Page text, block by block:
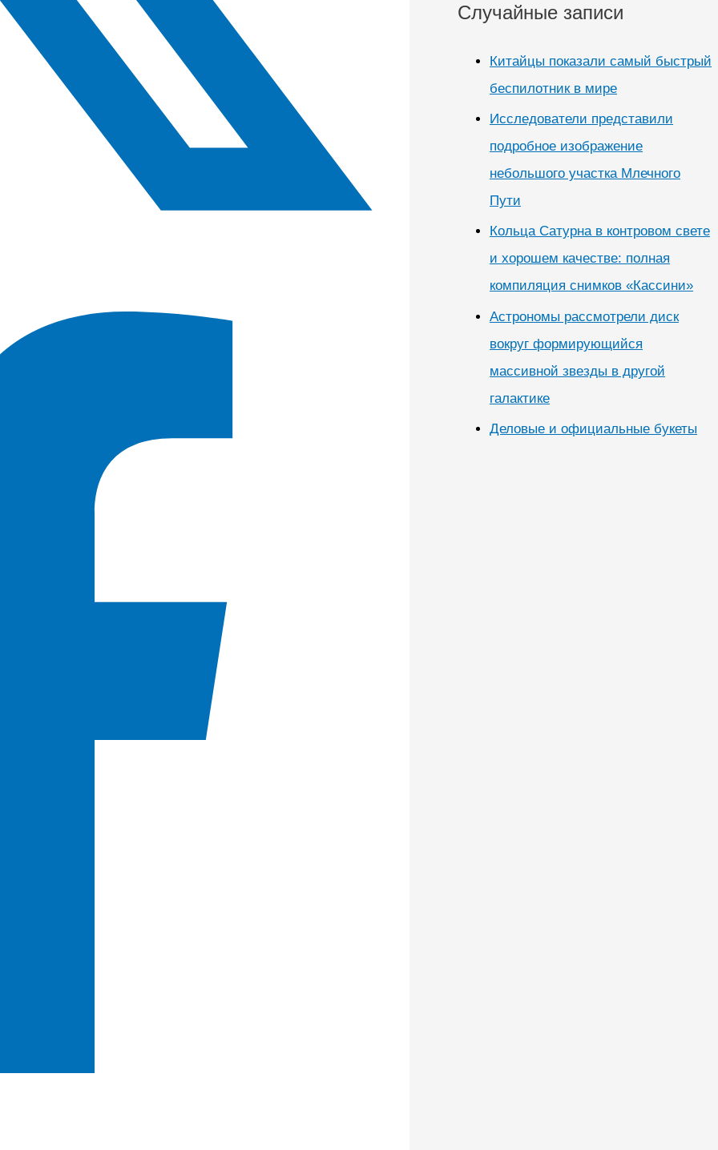
Случайные записи
Китайцы показали самый быстрый
беспилотник в мире
Исследователи представили
подробное изображение
небольшого участка Млечного
Пути
Кольца Сатурна в контровом свете
и хорошем качестве: полная
компиляция снимков «Кассини»
Астрономы рассмотрели диск
вокруг формирующийся
массивной звезды в другой
галактике
Деловые и официальные букеты